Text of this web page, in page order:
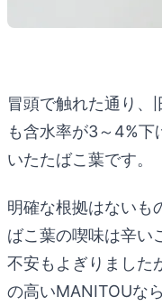
冒頭で触れた通り、
も含水率が3～4%下
いたたばこ葉です。
明確な根拠はないも
ばこ葉の喫味は辛い
不安もよぎりました
の高いMANITOUな